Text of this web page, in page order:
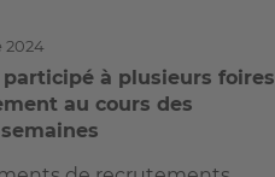
2024
participé à plusieurs foires
au cours des